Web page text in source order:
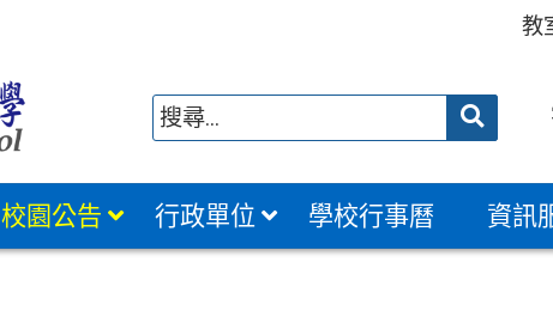
教
送出
校園公告 行政單位 學校行事曆 資訊